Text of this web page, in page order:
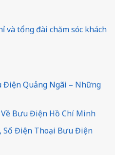
và tổng đài chăm sóc khách
Điện Quảng Ngãi – Những
Bưu Điện Hồ Chí Minh
Số Điện Thoại Bưu Điện